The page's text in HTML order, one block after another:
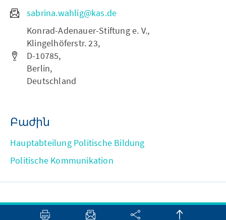
sabrina.wahlig@kas.de
Konrad-Adenauer-Stiftung e. V.,
Klingelhöferstr. 23,
D-10785,
Berlin,
Deutschland
Բաժին
Hauptabteilung Politische Bildung
Politische Kommunikation